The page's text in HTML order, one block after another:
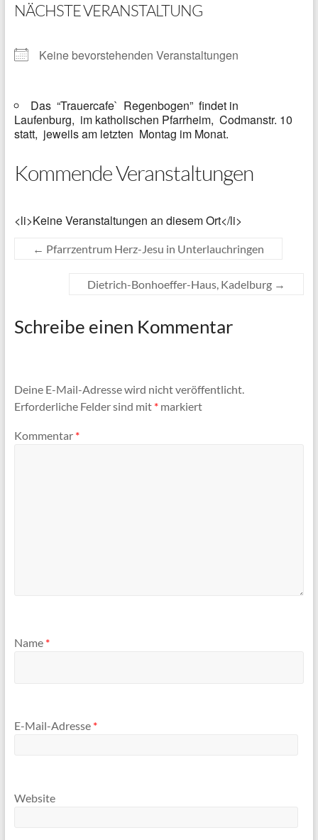
NÄCHSTE VERANSTALTUNG
Keine bevorstehenden Veranstaltungen
Das “Trauercafe` Regenbogen” findet in
Laufenburg, im katholischen Pfarrheim, Codmanstr. 10
statt, jeweils am letzten Montag im Monat.
Kommende Veranstaltungen
<li>Keine Veranstaltungen an diesem Ort</li>
← Pfarrzentrum Herz-Jesu in Unterlauchringen
Dietrich-Bonhoeffer-Haus, Kadelburg →
Schreibe einen Kommentar
Deine E-Mail-Adresse wird nicht veröffentlicht.
Erforderliche Felder sind mit *markiert
Kommentar *
Name *
E-Mail-Adresse *
Website